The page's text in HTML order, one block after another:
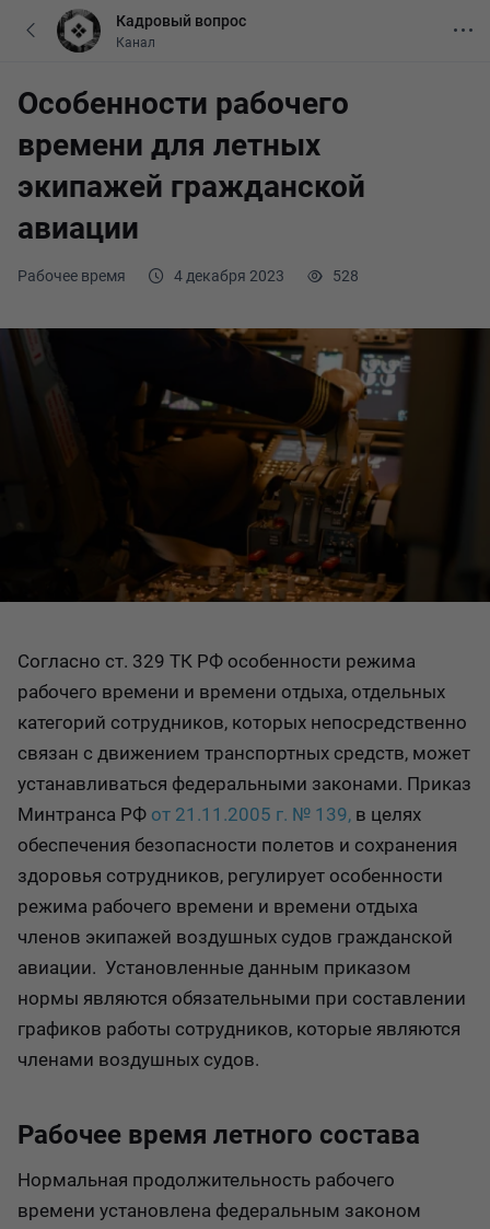
Рабочее время 4 декабря 2023 528
Особенности рабочего
времени для летных
экипажей гражданской
авиации
Согласно ст. 329 ТК РФ особенности режима
рабочего времени и времени отдыха, отдельных
категорий сотрудников, которых непосредственно
связан с движением транспортных средств, может
устанавливаться федеральными законами. Приказ
Минтранса РФ от 21.11.2005 г. № 139, в целях
обеспечения безопасности полетов и сохранения
здоровья сотрудников, регулирует особенности
режима рабочего времени и времени отдыха
членов экипажей воздушных судов гражданской
авиации. Установленные данным приказом
нормы являются обязательными при составлении
графиков работы сотрудников, которые являются
членами воздушных судов.
Рабочее время летного состава
Нормальная продолжительность рабочего
времени установлена федеральным законом
Кадровый вопрос
Канал